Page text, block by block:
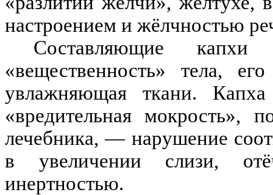
настроением и жёлчностью
Составляющие
«вещественность» тела,
увлажняющая ткани.
«вредительная мокрость»,
лечебника, — нарушение
в увеличении слизи,
инертностью.